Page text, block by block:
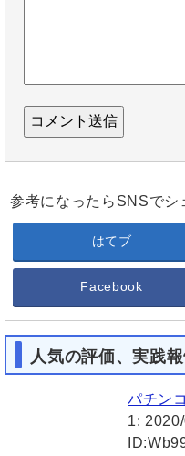
参考になったらSNSでシ
はてブ
Facebook
人気の評価、実践
パチン
1: